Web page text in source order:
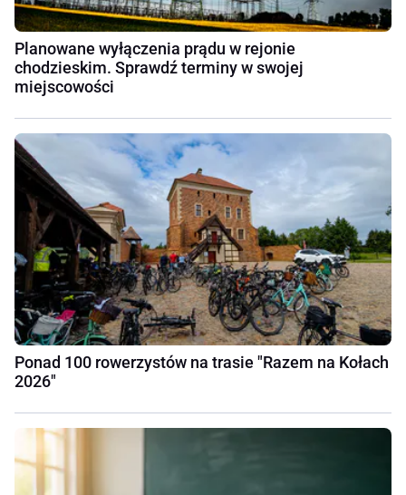
Planowane wyłączenia prądu w rejonie
chodzieskim. Sprawdź terminy w swojej
miejscowości
Ponad 100 rowerzystów na trasie "Razem na Kołach
2026"